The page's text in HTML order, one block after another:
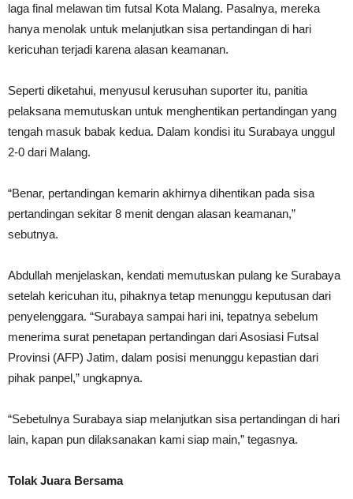
laga final melawan tim futsal Kota Malang. Pasalnya, mereka
hanya menolak untuk melanjutkan sisa pertandingan di hari
kericuhan terjadi karena alasan keamanan.
Seperti diketahui, menyusul kerusuhan suporter itu, panitia
pelaksana memutuskan untuk menghentikan pertandingan yang
tengah masuk babak kedua. Dalam kondisi itu Surabaya unggul
2-0 dari Malang.
“Benar, pertandingan kemarin akhirnya dihentikan pada sisa
pertandingan sekitar 8 menit dengan alasan keamanan,”
sebutnya.
Abdullah menjelaskan, kendati memutuskan pulang ke Surabaya
setelah kericuhan itu, pihaknya tetap menunggu keputusan dari
penyelenggara. “Surabaya sampai hari ini, tepatnya sebelum
menerima surat penetapan pertandingan dari Asosiasi Futsal
Provinsi (AFP) Jatim, dalam posisi menunggu kepastian dari
pihak panpel,” ungkapnya.
“Sebetulnya Surabaya siap melanjutkan sisa pertandingan di hari
lain, kapan pun dilaksanakan kami siap main,” tegasnya.
Tolak Juara Bersama